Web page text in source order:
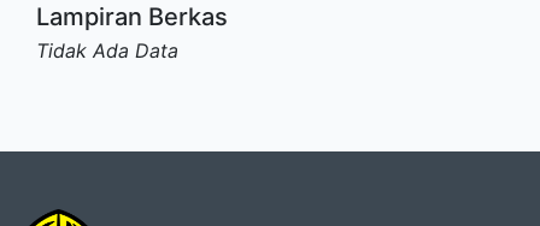
Lampiran Berkas
Tidak Ada Data